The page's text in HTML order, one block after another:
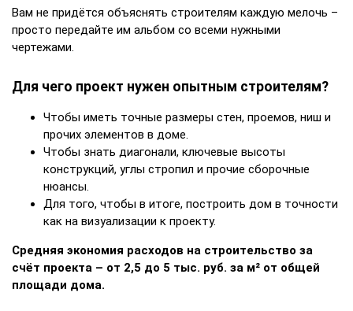
Вам не придётся объяснять строителям каждую мелочь –
просто передайте им альбом со всеми нужными
чертежами.
Для чего проект нужен опытным строителям?
Чтобы иметь точные размеры стен, проемов, ниш и
прочих элементов в доме.
Чтобы знать диагонали, ключевые высоты
конструкций, углы стропил и прочие сборочные
нюансы.
Для того, чтобы в итоге, построить дом в точности
как на визуализации к проекту.
Средняя экономия расходов на строительство за
счёт проекта – от 2,5 до 5 тыс. руб. за м² от общей
площади дома.